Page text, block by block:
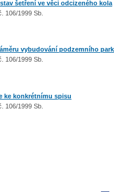
šetření ve věci odcizeného kola
106/1999 Sb.
vybudování podzemního
106/1999 Sb.
ke konkrétnímu spisu
106/1999 Sb.